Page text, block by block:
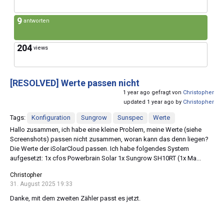
9 antworten
204 views
[RESOLVED] Werte passen nicht
1 year ago gefragt von Christopher
updated 1 year ago by Christopher
Tags: Konfiguration Sungrow Sunspec
Werte
Hallo zusammen, ich habe eine kleine Problem, meine Werte (siehe
Screenshots) passen nicht zusammen, woran kann das denn liegen?
Die Werte der iSolarCloud passen. Ich habe folgendes System
aufgesetzt: 1x cfos Powerbrain Solar 1x Sungrow SH10RT (1x Ma...
Christopher
31. August 2025 19:33
Danke, mit dem zweiten Zähler passt es jetzt.